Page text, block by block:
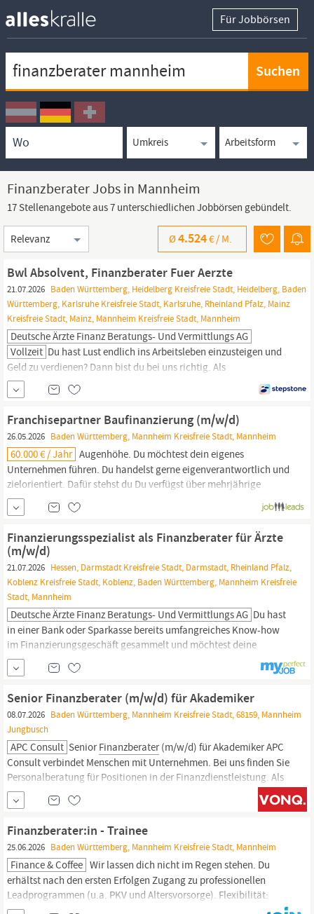
Für Jobbörsen
Ortssuche
Umkreissuche
Arbeitsform
Finanzberater Jobs in Mannheim
17 Stellenangebote aus 7 unterschiedlichen Jobbörsen gebündelt.
Sortierung
Ø4.524€ / M.
Bwl Absolvent, Finanzberater Fuer Aerzte
21.07.2026 Baden Württemberg, Heidelberg Kreisfreie Stadt, Heidelberg, Baden
Württemberg, Karlsruhe Kreisfreie Stadt, Karlsruhe, Rheinland Pfalz, Mainz
Kreisfreie Stadt, Mainz, Mannheim Kreisfreie Stadt, Mannheim
Deutsche Ärzte Finanz Beratungs- Und Vermittlungs AG
Vollzeit Du hast Lust endlich ins Arbeitsleben einzusteigen und
Geld zu verdienen? Dann bist du bei uns richtig. Als
Finanzberater:infür Ärzte (m/w/d) lernst du im Training on the job
Mediziner:innen bedarfsgerecht zu beraten und passgenaue
Lösungen zu Finanz- und Versicherungsfragen zu finden. Die
Deutsche Ärzte Finanz gehört zur weltweit erfolgreichen AXA...
Franchisepartner Baufinanzierung (m/w/d)
26.05.2026 Baden Württemberg, Mannheim Kreisfreie Stadt, Mannheim
60.000 € / Jahr Augenhöhe. Du möchtest dein eigenes
Unternehmen führen. Du handelst gerne eigenverantwortlich und
zielorientiert. Dafür stehst du Du verfügst über mehrjährige
Berufserfahrung als
mit Sachkunde im Sinne der
Wohnimmobilienkreditrichtlinie. Idealerweise konntest du erste
Finanzierungsspezialist als Finanzberater für Ärzte
(m/w/d)
21.07.2026 Hessen, Darmstadt Kreisfreie Stadt, Darmstadt, Rheinland Pfalz,
Koblenz Kreisfreie Stadt, Koblenz, Baden Württemberg, Mannheim Kreisfreie
Stadt, Mannheim
Deutsche Ärzte Finanz Beratungs- Und Vermittlungs AG Du hast
in einer Bank oder Sparkasse bereits umfangreiches Know-how
im Finanzierungsgeschäft gesammelt und möchtest deine
Karriere nun selbst gestalten – statt fremdbestimmt von starren
Bankstrukturen und Hierarchien zu sein? Oder du arbeitest bereits
Finanzberater:in
Zielgruppe mit hohem...
Senior Finanzberater (m/w/d) für Akademiker
08.07.2026 Baden Württemberg, Mannheim Kreisfreie Stadt, 68159, Mannheim
Jungbusch
APC Consult SeniorFinanzberater(m/w/d) für Akademiker APC
Consult verbindet Menschen mit Unternehmen. Bei uns finden Sie
Personalberatung für Positionen in der Finanzdienstleistung. Als
Headhunter für Fachkräfte in ganz Deutschland arbeiten wir
erfolgreich als Bindeglied zwischen unseren Mandanten und
Finanzberater:in - Trainee
25.06.2026 Baden Württemberg, Mannheim Kreisfreie Stadt, Mannheim
Finance & Coffee Wir lassen dich nicht im Regen stehen. Du
erhältst nach den ersten Erfolgen Zugang zu professionellen
Leadprogrammen (u.a. PKV und Altersvorsorge). Flexibilität:
Arbeite in unserem stylischen 450qm Designoffice in
Mannheim